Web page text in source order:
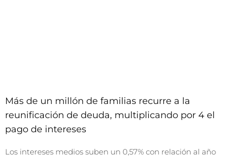
Más de un millón de familias recurre a la
reunificación de deuda, multiplicando por 4 el
pago de intereses
Los intereses medios suben un 0,57% con relación al año